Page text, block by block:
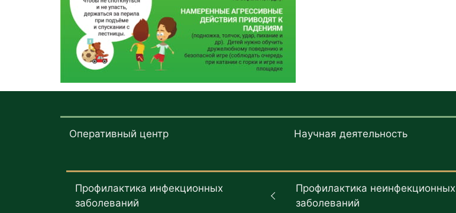
Оперативный центр Научная деятельность
Профилактика инфекционных
заболеваний
Профилактика неинфекционных
заболеваний